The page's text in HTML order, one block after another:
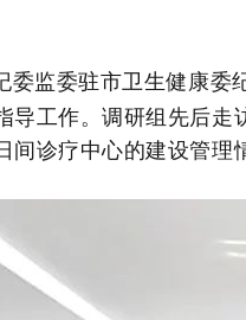
委监委驻市卫生健康
导工作。调研组先后
间诊疗中心的建设管